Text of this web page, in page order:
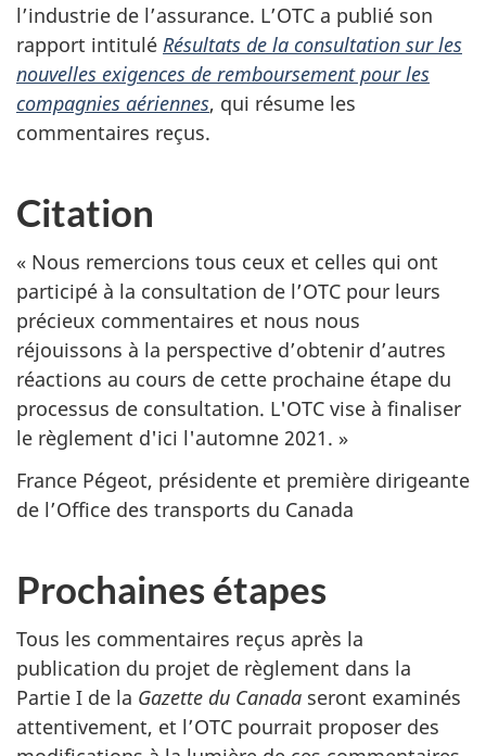
l’industrie de l’assurance. L’OTC a publié son
rapport intitulé Résultats de la consultation sur les
nouvelles exigences de remboursement pour les
compagnies aériennes, qui résume les
commentaires reçus.
Citation
« Nous remercions tous ceux et celles qui ont
participé à la consultation de l’OTC pour leurs
précieux commentaires et nous nous
réjouissons à la perspective d’obtenir d’autres
réactions au cours de cette prochaine étape du
processus de consultation. L'OTC vise à finaliser
le règlement d'ici l'automne 2021. »
France Pégeot, présidente et première dirigeante
de l’Office des transports du Canada
Prochaines étapes
Tous les commentaires reçus après la
publication du projet de règlement dans la
Partie I de la Gazette du Canada seront examinés
attentivement, et l’OTC pourrait proposer des